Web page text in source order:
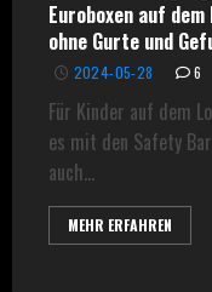
Euroboxen auf
ohne Gurte und
2024-05-28 6
Für Kinder auf dem
es mit den Safety
auch...
MEHR ERFAHREN